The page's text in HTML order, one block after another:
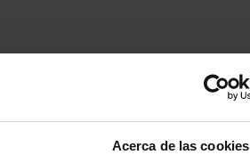
Acerca de las cookies